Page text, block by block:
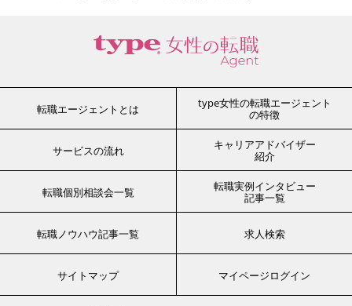
転職エージェントとは
type女性の転職エージェント
の特徴
サービスの流れ
キャリアアドバイザー
紹介
転職個別相談会一覧
転職実例インタビュー
記事一覧
転職ノウハウ記事一覧 求人検索
サイトマップ マイページログイン